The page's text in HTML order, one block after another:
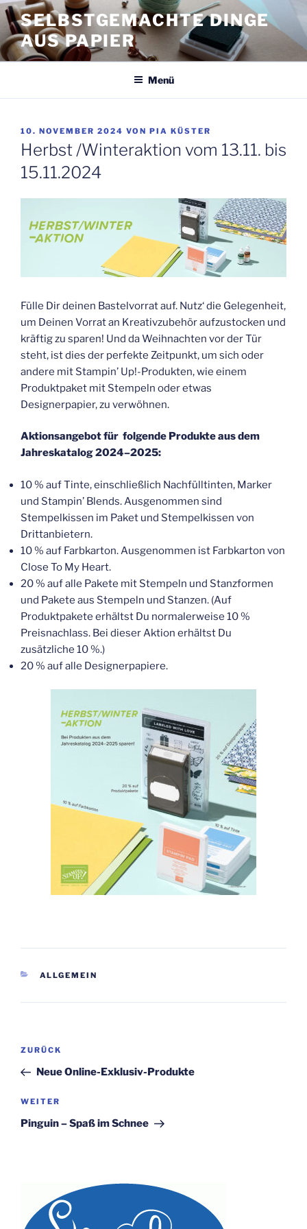
Zum
Inhalt
springen
SELBSTGEMACHTE DINGE
AUS PAPIER
Menü
VERÖFFENTLICHT
AM
10. NOVEMBER 2024 VON PIA KÜSTER
Herbst /Winteraktion vom 13.11. bis
15.11.2024
Fülle Dir deinen Bastelvorrat auf. Nutz‘ die Gelegenheit,
um Deinen Vorrat an Kreativzubehör aufzustocken und
kräftig zu sparen! Und da Weihnachten vor der Tür
steht, ist dies der perfekte Zeitpunkt, um sich oder
andere mit Stampin’ Up!-Produkten, wie einem
Produktpaket mit Stempeln oder etwas
Designerpapier, zu verwöhnen.
Aktionsangebot für folgende Produkte aus dem
Jahreskatalog 2024–2025:
10 % auf Tinte, einschließlich Nachfülltinten, Marker
und Stampin’ Blends. Ausgenommen sind
Stempelkissen im Paket und Stempelkissen von
Drittanbietern.
10 % auf Farbkarton. Ausgenommen ist Farbkarton von
Close To My Heart.
20 % auf alle Pakete mit Stempeln und Stanzformen
und Pakete aus Stempeln und Stanzen. (Auf
Produktpakete erhältst Du normalerweise 10 %
Preisnachlass. Bei dieser Aktion erhältst Du
zusätzliche 10 %.)
20 % auf alle Designerpapiere.
KATEGORIEN
ALLGEMEIN
Beitragsnavigation
Vorheriger
Beitrag
ZURÜCK
Neue Online-Exklusiv-Produkte
Nächster
Beitrag
WEITER
Pinguin – Spaß im Schnee